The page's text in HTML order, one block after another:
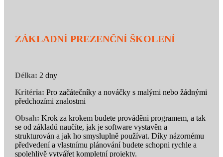
ZÁKLADNÍ PREZENČNÍ ŠKOLENÍ
Délka: 2 dny
Kritéria: Pro začátečníky a nováčky s malými nebo žádnými
předchozími znalostmi
Obsah: Krok za krokem budete prováděni programem, a tak
se od základů naučíte, jak je software vystavěn a
strukturován a jak ho smysluplně používat. Díky názornému
předvedení a vlastnímu plánování budete schopni rychle a
spolehlivě vytvářet kompletní projekty.